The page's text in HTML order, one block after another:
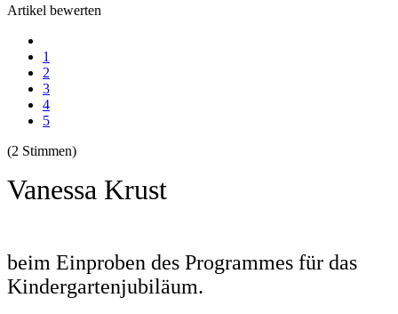
Artikel bewerten
1
2
3
4
5
(2 Stimmen)
Vanessa Krust
beim Einproben des Programmes für das
Kindergartenjubiläum.